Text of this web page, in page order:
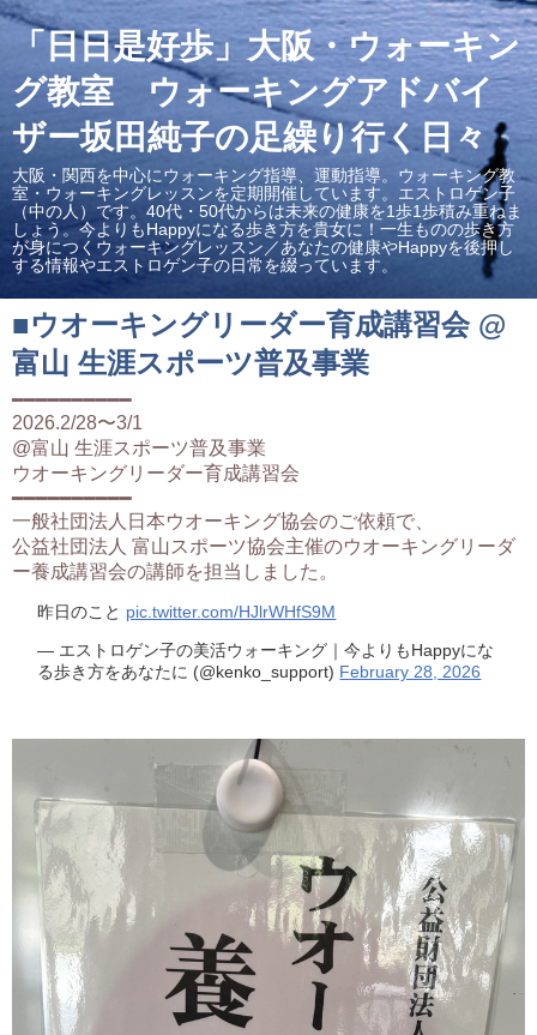
「日日是好歩」大阪・ウォーキン
グ教室 ウォーキングアドバイ
ザー坂田純子の足繰り行く日々
大阪・関西を中心にウォーキング指導、運動指導。ウォーキング教
室・ウォーキングレッスンを定期開催しています。エストロゲン子
（中の人）です。40代・50代からは未来の健康を1歩1歩積み重ねま
しょう。今よりもHappyになる歩き方を貴女に！一生ものの歩き方
が身につくウォーキングレッスン／あなたの健康やHappyを後押し
する情報やエストロゲン子の日常を綴っています。
■ウオーキングリーダー育成講習会 @
富山 生涯スポーツ普及事業
━━━━━━━━━━
2026.2/28〜3/1
@富山 生涯スポーツ普及事業
ウオーキングリーダー育成講習会
━━━━━━━━━━
一般社団法人日本ウオーキング協会のご依頼で、
公益社団法人 富山スポーツ協会主催のウオーキングリーダ
ー養成講習会の講師を担当しました。
昨日のこと pic.twitter.com/HJlrWHfS9M
— エストロゲン子の美活ウォーキング｜今よりもHappyにな
る歩き方をあなたに (@kenko_support) February 28, 2026